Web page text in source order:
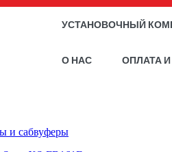
УСТАНОВОЧНЫЙ
О НАС ОПЛАТА
и сабвуферы